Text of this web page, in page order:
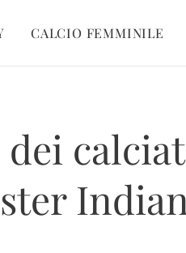
CALCIO FEMMINILE
dei